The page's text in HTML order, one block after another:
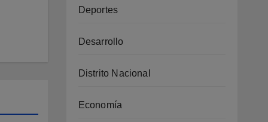
Deportes
Desarrollo
Distrito Nacional
Economía